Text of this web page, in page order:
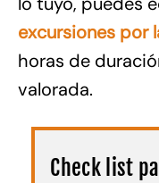
excursiones por
horas de
valorada.
Check list